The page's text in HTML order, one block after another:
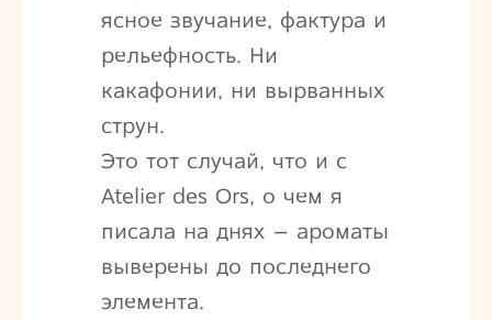
ясное звучание, фактура и
рельефность. Ни
какафонии, ни вырванных
струн.
Это тот случай, что и с
Atelier des Ors, о чем я
писала на днях – ароматы
выверены до последнего
элемента.